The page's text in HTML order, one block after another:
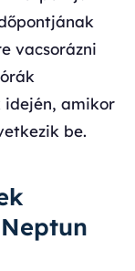
vacsorázni
idején, amikor
be.